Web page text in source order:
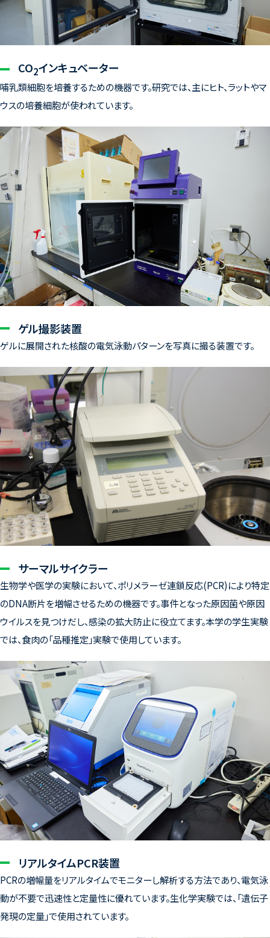
CO2インキュベーター
哺乳類細胞を培養するための機器です。研究では、主にヒト、ラットやマ
ウスの培養細胞が使われています。
ゲル撮影装置
ゲルに展開された核酸の電気泳動パターンを写真に撮る装置です。
サーマルサイクラー
生物学や医学の実験において、ポリメラーゼ連鎖反応(PCR)により特定
のDNA断片を増幅させるための機器です。事件となった原因菌や原因
ウイルスを見つけだし、感染の拡大防止に役立てます。本学の学生実験
では、食肉の「品種推定」実験で使用しています。
リアルタイムPCR装置
PCRの増幅量をリアルタイムでモニターし解析する方法であり、電気泳
動が不要で迅速性と定量性に優れています。生化学実験では、「遺伝子
発現の定量」で使用されています。